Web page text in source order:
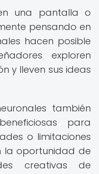
una pantalla o
pensando en
hacen posible
exploren
y lleven sus ideas
también
para
o limitaciones
la oportunidad de
creativas de